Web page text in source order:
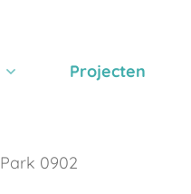
Projecten
Park 0902